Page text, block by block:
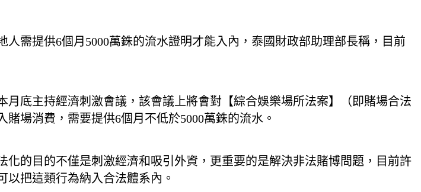
需提供6個月5000萬銖的流水證明才能入內，泰國財政部助理部長稱，目前
底主持經濟刺激會議，該會議上將會對【綜合娛樂場所法案】（即賭場合法
場消費，需要提供6個月不低於5000萬銖的流水。
的目的不僅是刺激經濟和吸引外資，更重要的是解決非法賭博問題，目前許
把這類行為納入合法體系內。